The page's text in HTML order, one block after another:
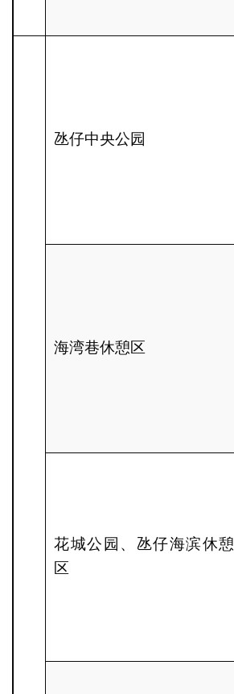
氹仔中央公园
海湾巷休憩区
花城公园、氹仔海滨休憩
区